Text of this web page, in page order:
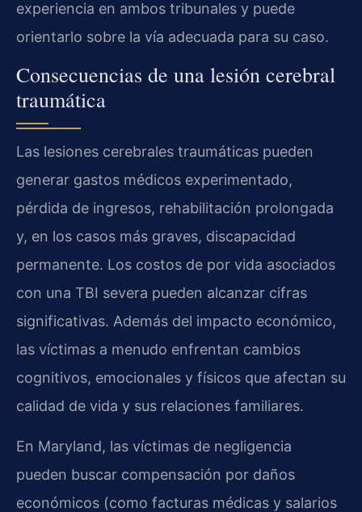
experiencia en ambos tribunales y puede
orientarlo sobre la vía adecuada para su caso.
Consecuencias de una lesión cerebral
traumática
Las lesiones cerebrales traumáticas pueden
generar gastos médicos experimentado,
pérdida de ingresos, rehabilitación prolongada
y, en los casos más graves, discapacidad
permanente. Los costos de por vida asociados
con una TBI severa pueden alcanzar cifras
significativas. Además del impacto económico,
las víctimas a menudo enfrentan cambios
cognitivos, emocionales y físicos que afectan su
calidad de vida y sus relaciones familiares.
En Maryland, las víctimas de negligencia
pueden buscar compensación por daños
económicos (como facturas médicas y salarios